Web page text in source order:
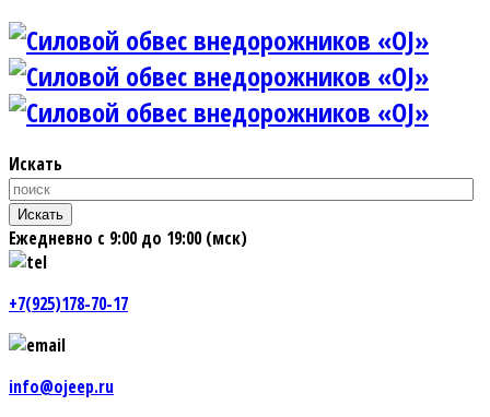
Искать
Искать
Ежедневно с 9:00 до 19:00 (мск)
+7(925)178-70-17
info@ojeep.ru